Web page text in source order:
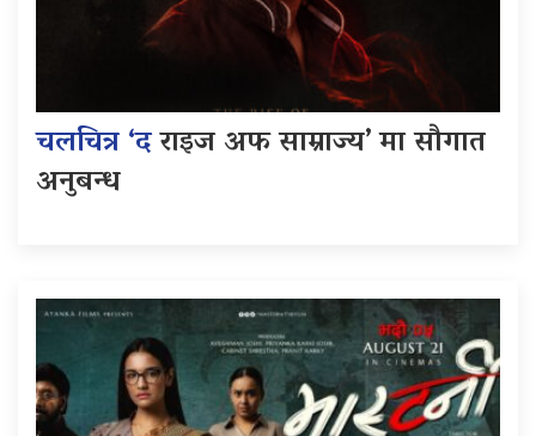
चलचित्र ‘दराइज अफ साम्राज्य’ मा सौगात
अनुबन्ध